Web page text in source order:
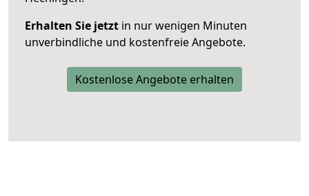
Erhalten Sie jetzt in nur wenigen Minuten
unverbindliche und kostenfreie Angebote.
Kostenlose Angebote erhalten